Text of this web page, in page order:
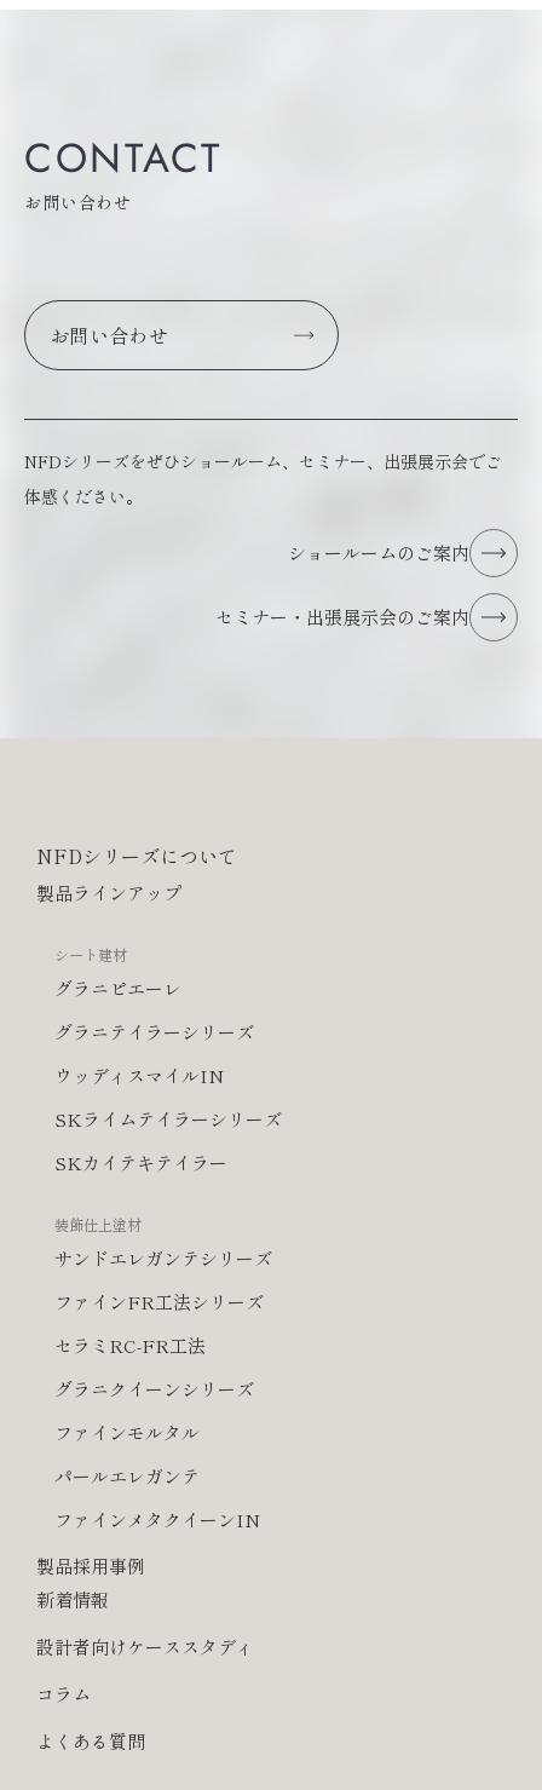
CONTACT
お問い合わせ
お問い合わせ
NFDシリーズをぜひショールーム、セミナー、出張展示会でご
体感ください。
ショールームのご案内
セミナー・出張展示会のご案内
NFDシリーズについて
製品ラインアップ
シート建材
グラニピエーレ
グラニテイラーシリーズ
ウッディスマイルIN
SKライムテイラーシリーズ
SKカイテキテイラー
装飾仕上塗材
サンドエレガンテシリーズ
ファインFR工法シリーズ
セラミRC-FR工法
グラニクイーンシリーズ
ファインモルタル
パールエレガンテ
ファインメタクイーンIN
製品採用事例
新着情報
設計者向けケーススタディ
コラム
よくある質問